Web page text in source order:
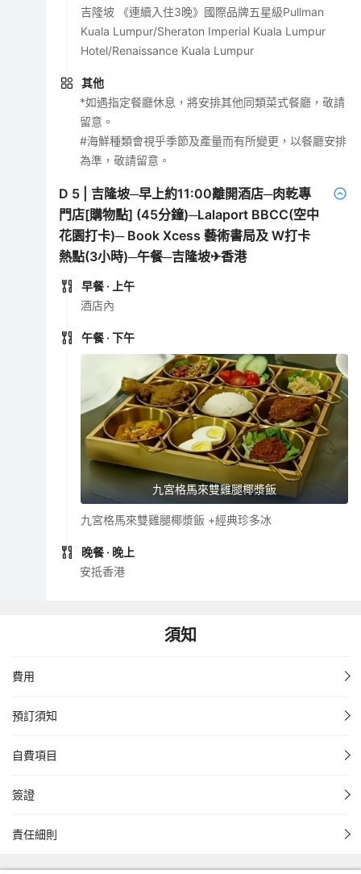
吉隆坡 《連續入住3晚》國際品牌五星級Pullman
Kuala Lumpur/Sheraton Imperial Kuala Lumpur
Hotel/Renaissance Kuala Lumpur
其他
*如遇指定餐廳休息，將安排其他同類菜式餐廳，敬請
留意。
#海鮮種類會視乎季節及產量而有所變更，以餐廳安排
為準，敬請留意。
D 5
吉隆坡─早上約11:00離開酒店─肉乾專
門店[購物點] (45分鐘)─Lalaport BBCC(空中
花園打卡)─ Book Xcess 藝術書局及 W打卡
熱點(3小時)─午餐─吉隆坡✈香港
早餐 · 上午
酒店內
午餐 · 下午
九宮格馬來雙雞腿椰漿飯
九宮格馬來雙雞腿椰漿飯 +經典珍多冰
晚餐 · 晚上
安抵香港
須知
費用
預訂須知
自費項目
簽證
責任細則